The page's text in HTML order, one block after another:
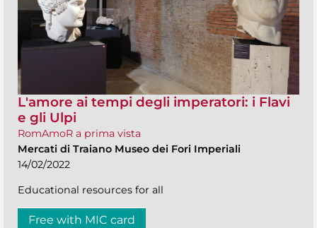
L'amore ai tempi degli imperatori: i Flavi
e gli Ulpi
RomAmoR a prima vista
Mercati di Traiano Museo dei Fori Imperiali
14/02/2022
Educational resources for all
Free with MIC card